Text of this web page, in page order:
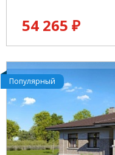
54 265 ₽
Популярный